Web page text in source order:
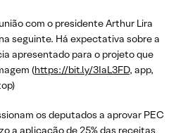
com o presidente Arthur Lira
seguinte. Há expectativa sobre a
apresentado para o projeto que
(https://bit.ly/3IaL3FD, app,
os deputados a aprovar PEC
a aplicação de 25% das receitas